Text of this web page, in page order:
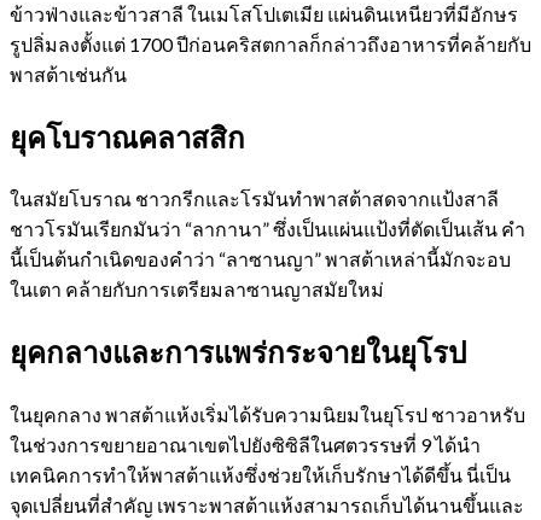
ข้าวฟ่างและข้าวสาลี ในเมโสโปเตเมีย แผ่นดินเหนียวที่มีอักษร
รูปลิ่มลงตั้งแต่ 1700 ปีก่อนคริสตกาลก็กล่าวถึงอาหารที่คล้ายกับ
พาสต้าเช่นกัน
ยุคโบราณคลาสสิก
ในสมัยโบราณ ชาวกรีกและโรมันทำพาสต้าสดจากแป้งสาลี
ชาวโรมันเรียกมันว่า “ลากานา” ซึ่งเป็นแผ่นแป้งที่ตัดเป็นเส้น คำ
นี้เป็นต้นกำเนิดของคำว่า “ลาซานญา” พาสต้าเหล่านี้มักจะอบ
ในเตา คล้ายกับการเตรียมลาซานญาสมัยใหม่
ยุคกลางและการแพร่กระจายในยุโรป
ในยุคกลาง พาสต้าแห้งเริ่มได้รับความนิยมในยุโรป ชาวอาหรับ
ในช่วงการขยายอาณาเขตไปยังซิซิลีในศตวรรษที่ 9 ได้นำ
เทคนิคการทำให้พาสต้าแห้งซึ่งช่วยให้เก็บรักษาได้ดีขึ้น นี่เป็น
จุดเปลี่ยนที่สำคัญ เพราะพาสต้าแห้งสามารถเก็บได้นานขึ้นและ